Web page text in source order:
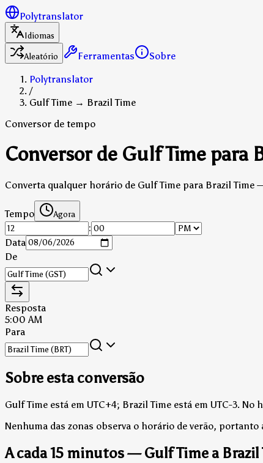
Polytranslator
Idiomas
Aleatório
Ferramentas
Sobre
Polytranslator
/
Gulf Time → Brazil Time
Conversor de tempo
Conversor de Gulf Time para
Converta qualquer horário de Gulf Time para Brazil Time
Tempo Agora
:
Data
De
Resposta
5:00 AM
Para
Sobre esta conversão
Gulf Time está em UTC+4; Brazil Time está em UTC-3. No
Nenhuma das zonas observa o horário de verão,
A cada 15 minutos — Gulf Time a Brazil